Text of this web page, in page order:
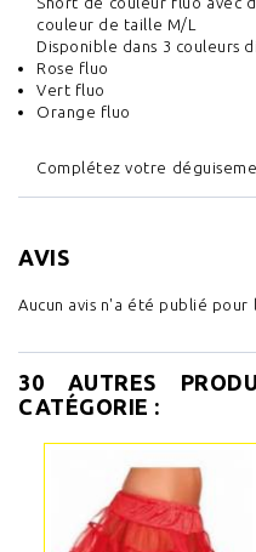
couleur de taille M/L
Disponible dans 3 couleurs
Rose fluo
Vert fluo
Orange fluo
Complétez votre
AVIS
Aucun avis n'a été publié pour
30 AUTRES
CATÉGORIE :